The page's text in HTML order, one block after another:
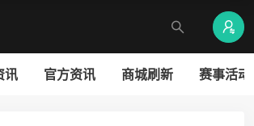
讯 官方资讯 商城刷新 赛事活动